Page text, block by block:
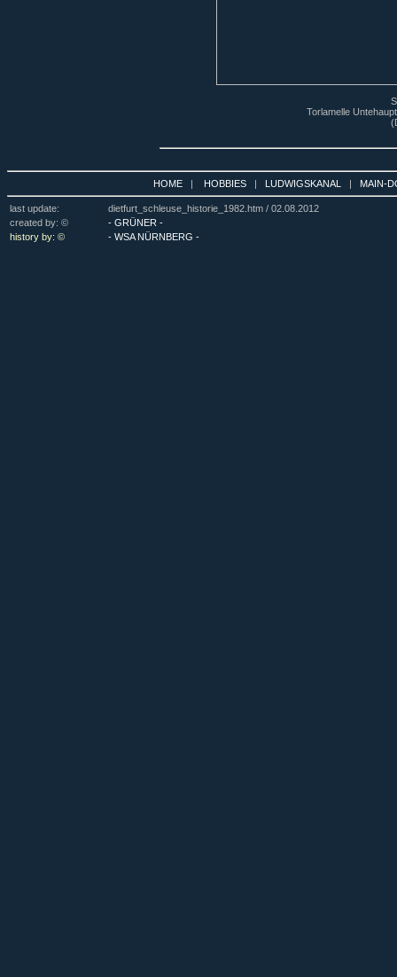
Torlamelle
HOME | HOBBIES | LUDWIGSKANAL | MAIN-
last update: dietfurt_schleuse_historie_1982.htm / 02.08.2012
created by: ©
- GRÜNER -
history by: ©
- WSA NÜRNBERG -